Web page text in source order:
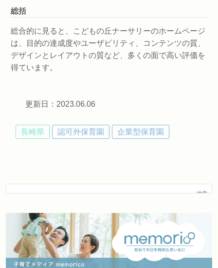
総括
総合的に見ると、こどもの丘ナーサリーのホームページ
は、目的の達成度やユーザビリティ、コンテンツの質、
デザインとレイアウトの質など、多くの面で高い評価を
得ています。
更新日：2023.06.06
長崎県 認可外保育園 企業型保育園
検索